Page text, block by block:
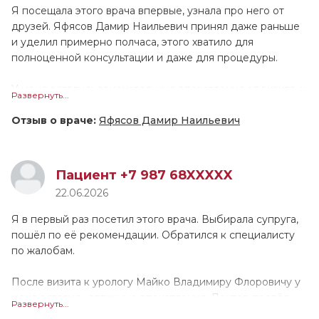
Люции Ринатовны вполне располагающая. После
диагностики нужно будет прийти на повторный приём.
Я могла бы порекомендовать данного специалиста
другим людям.
Я посещала этого врача впервые, узнала про него от
друзей. Яфясов Дамир Наильевич принял даже раньше
и уделил примерно полчаса, этого хватило для
полноценной консультации и даже для процедуры.
У меня остались замечательные впечатления от визита, у
Дамир Наильевич выслушал, изучил все документы и
грамотно и понятно расписал терапию, указал
дозировки и кратность применения препаратов. По
ощущениям, он работал аккуратно, дискомфорта я не
заметила. Врач показался тактичным и дружелюбным в
общении, а также вежливым. Он ответил на все вопросы,
при этом не отвлекался и не покидал кабинет. Считаю,
бы посоветовала его друзьям и знакомым, замечаний или
Развернуть...
Отзыв о враче: Яфясов Дамир Наильевич
Пациент +7 987 68XXXXX
22.06.2026
Я в первый раз посетил этого врача. Выбирала супруга,
пошёл по её рекомендации. Обратился к специалисту
по жалобам.
После визита к урологу Майко Владимиру Флоровичу у
меня остались отличные впечатления. Доктор провёл
Развернуть...